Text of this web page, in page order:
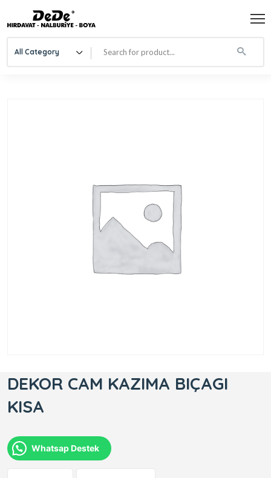
All Category
DEKOR CAM KAZIMA BIÇAGI
KISA
Whatsap Destek